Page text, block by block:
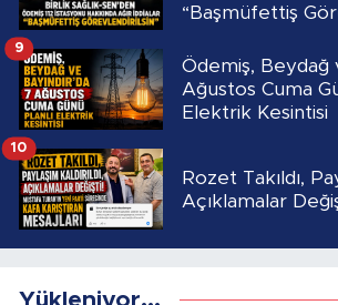
“Başmüfettiş
Ödemiş, Beydağ
Ağustos Cuma
Elektrik Kesintisi
9
Rozet Takıldı,
Açıklamalar
10
Yükleniyor...